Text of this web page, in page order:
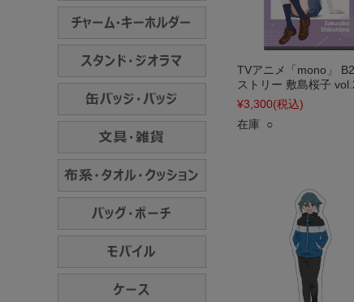
TVアニメ「mono」 B2
ストリー 敷島桜子
¥3,300(税込)
在庫 ○